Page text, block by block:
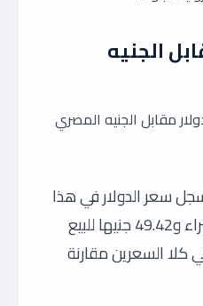
الجنيه
مقابل الجنيه المصري
سجل سعر الدولار في هذا
البنك 49.32 جنيها للشراء و49.42 جنيها للبيع
كلا السعرين مقارنة